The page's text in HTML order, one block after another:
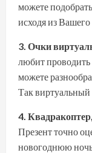
можете
исходя из
3. Очки
любит
можете
Так виртуальный
4.
Презент точно
новогоднюю